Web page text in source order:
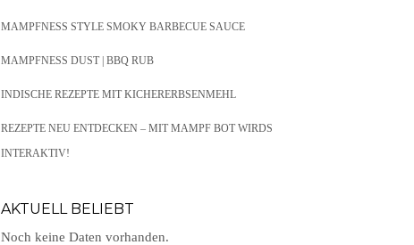
MAMPFNESS STYLE SMOKY BARBECUE SAUCE
MAMPFNESS DUST | BBQ RUB
INDISCHE REZEPTE MIT KICHERERBSENMEHL
REZEPTE NEU ENTDECKEN – MIT MAMPF BOT WIRDS
INTERAKTIV!
AKTUELL BELIEBT
Noch keine Daten vorhanden.